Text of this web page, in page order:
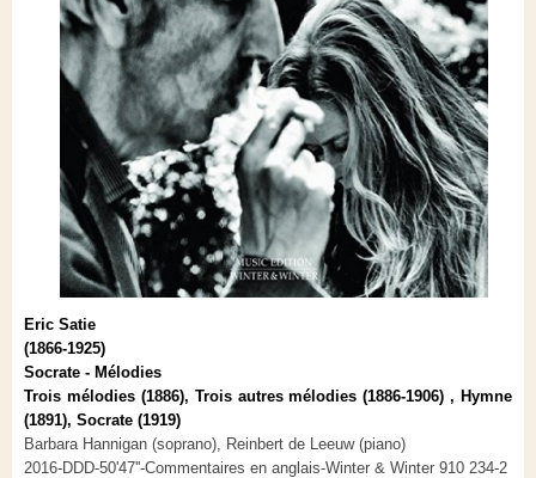
Eric Satie
(1866-1925)
Socrate - Mélodies
Trois mélodies (1886), Trois autres mélodies (1886-1906) , Hymne
(1891), Socrate (1919)
Barbara Hannigan (soprano), Reinbert de Leeuw (piano)
2016-DDD-50'47''-Commentaires en anglais-Winter & Winter 910 234-2